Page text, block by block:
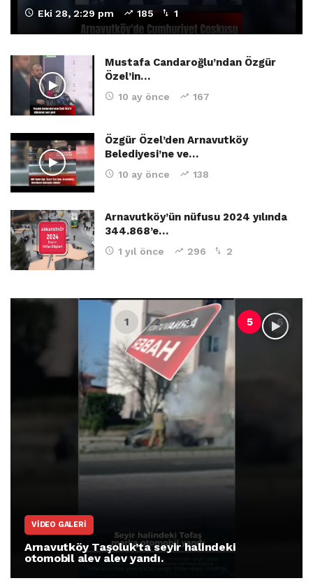
Eki 28, 2:29 pm 185 1
Mustafa Candaroğlu’ndan Özgür
Özel’in…
10 ay önce 167
Özgür Özel’den Arnavutköy
Belediyesi’ne ve…
10 ay önce 138
Arnavutköy’ün nüfusu 2024 yılında
344.868’e…
1 yıl önce 296 2
VIDEO GALERI
Arnavutköy Taşoluk’ta seyir halindeki
otomobil alev alev yandı.